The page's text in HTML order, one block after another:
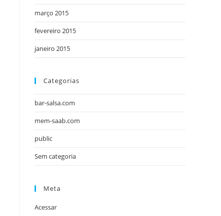
março 2015
fevereiro 2015
janeiro 2015
Categorias
bar-salsa.com
mem-saab.com
public
Sem categoria
Meta
Acessar